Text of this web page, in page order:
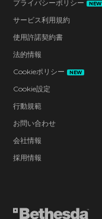
プライバシーポリシー NEW
サービス利用規約
使用許諾契約書
法的情報
Cookieポリシー
NEW
Cookie設定
行動規範
お問い合わせ
会社情報
採用情報